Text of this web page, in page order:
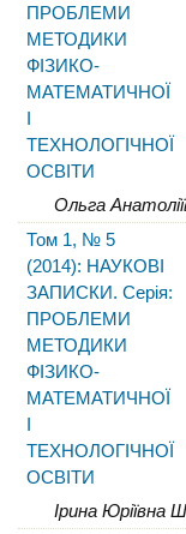
ПРОБЛЕМИ
МЕТОДИКИ
ФІЗИКО-
МАТЕМАТИЧНОЇ
І
ТЕХНОЛОГІЧНОЇ
ОСВІТИ
Ольга
Том 1, № 5
(2014): НАУКОВІ
ЗАПИСКИ. Серія:
ПРОБЛЕМИ
МЕТОДИКИ
ФІЗИКО-
МАТЕМАТИЧНОЇ
І
ТЕХНОЛОГІЧНОЇ
ОСВІТИ
Ірина Юріївна